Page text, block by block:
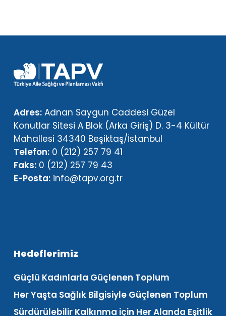
Adres:Adnan Saygun Caddesi Güzel
Konutlar Sitesi A Blok (Arka Giriş) D. 3-4 Kültür
Mahallesi 34340 Beşiktaş/İstanbul
Telefon: 0 (212) 257 79 41
Faks:0 (212) 257 79 43
E-Posta: info@tapv.org.tr
Hedeflerimiz
Güçlü Kadınlarla Güçlenen Toplum
Her Yaşta Sağlık Bilgisiyle Güçlenen Toplum
Sürdürülebilir Kalkınma için Her Alanda Eşitlik